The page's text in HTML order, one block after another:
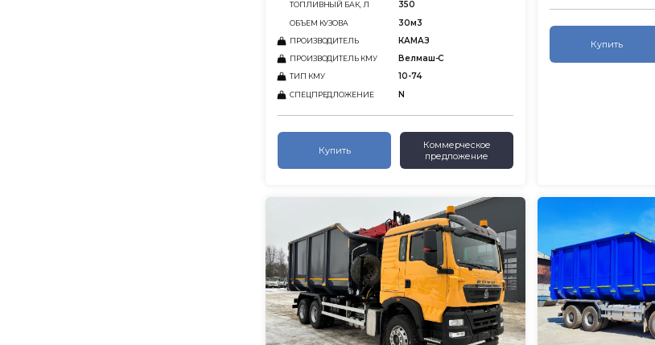
ТОПЛИВНЫЙ БАК, Л 350
ОБЪЕМ КУЗОВА 30м3
ПРОИЗВОДИТЕЛЬ КАМАЗ
ПРОИЗВОДИТЕЛЬ КМУ Велмаш-С
ТИП КМУ 10-74
СПЕЦПРЕДЛОЖЕНИЕ N
Купить
Коммерческое
предложение
Купить